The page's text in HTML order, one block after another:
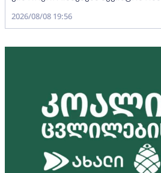
2026/08/08 19:56